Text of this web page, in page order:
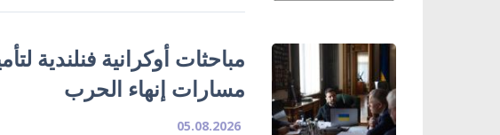
مباحثات أوكرانية فنلندية
مسارات إنهاء الحرب
05.08.2026